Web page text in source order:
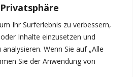
Ihr Surferlebnis zu verbessern,
Inhalte einzusetzen und
Wenn Sie auf „Alle
Sie der Anwendung von
ARCHIVE